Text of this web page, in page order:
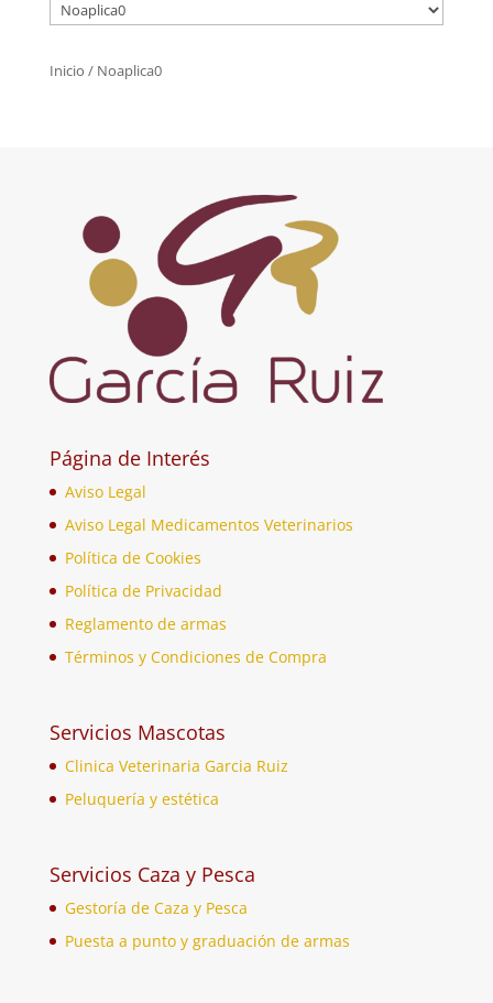
Inicio / Noaplica0
Página de Interés
Aviso Legal
Aviso Legal Medicamentos Veterinarios
Política de Cookies
Política de Privacidad
Reglamento de armas
Términos y Condiciones de Compra
Servicios Mascotas
Clinica Veterinaria Garcia Ruiz
Peluquería y estética
Servicios Caza y Pesca
Gestoría de Caza y Pesca
Puesta a punto y graduación de armas